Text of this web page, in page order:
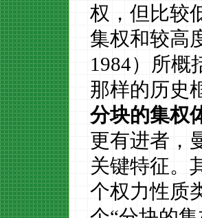
权，但比较
集权和较高
1984）所概
那样的历史
分块的集权
更有进者，
关键特征。
个权力性质